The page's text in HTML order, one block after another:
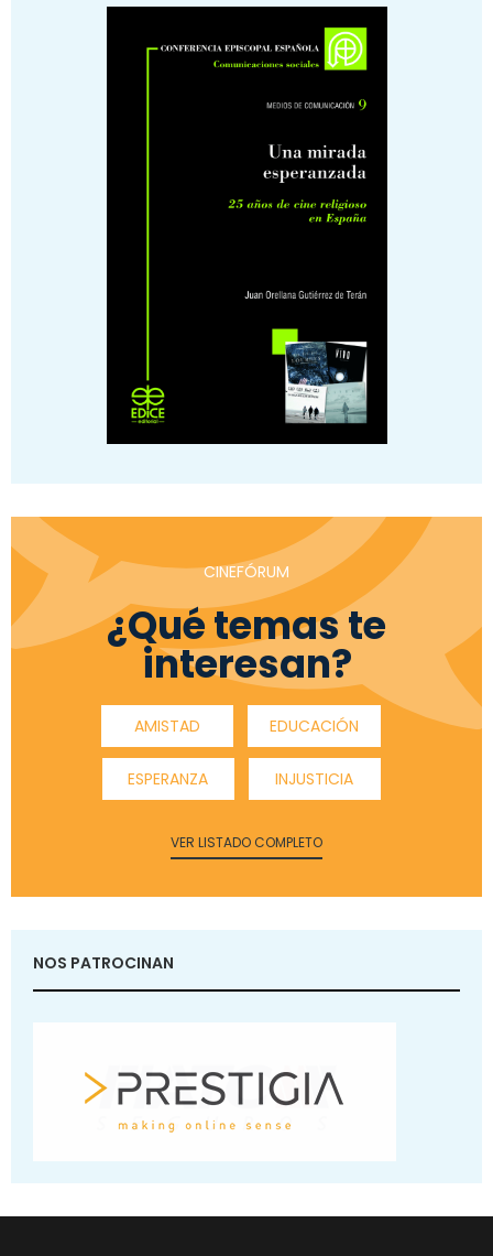
CINEFÓRUM
¿Qué temas te
interesan?
AMISTAD EDUCACIÓN
ESPERANZA INJUSTICIA
VER LISTADO COMPLETO
NOS PATROCINAN